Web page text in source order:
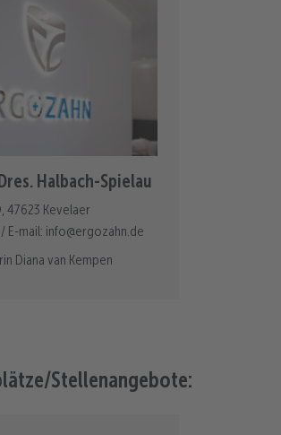
Dres. Halbach-Spielau
47623 Kevelaer
/ E-mail: info@ergozahn.de
Diana van Kempen
Stellenangebote: